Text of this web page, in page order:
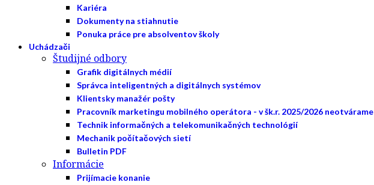
Kariéra
Dokumenty na stiahnutie
Ponuka práce pre absolventov školy
Uchádzači
Študijné odbory
Grafik digitálnych médií
Správca inteligentných a digitálnych systémov
Klientsky manažér pošty
Pracovník marketingu mobilného operátora - v šk.r. 2025/2026 neotvárame
Technik informačných a telekomunikačných technológií
Mechanik počítačových sietí
Bulletin PDF
Informácie
Prijímacie konanie